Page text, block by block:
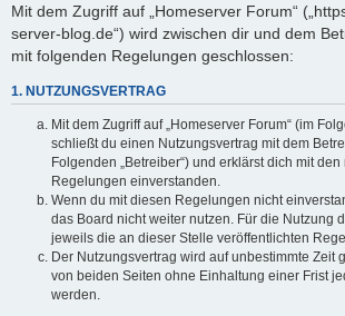
Mit dem Zugriff auf „Homeserver Forum“
server-blog.de“) wird zwischen dir und dem
mit folgenden Regelungen geschlossen:
1. NUTZUNGSVERTRAG
Mit dem Zugriff auf „Homeserver Forum“ (im
schließt du einen Nutzungsvertrag mit dem
Folgenden „Betreiber“) und erklärst dich mit
Regelungen einverstanden.
Wenn du mit diesen Regelungen nicht
das Board nicht weiter nutzen. Für die Nutzung
jeweils die an dieser Stelle veröffentlichten
Der Nutzungsvertrag wird auf unbestimmte Zeit
von beiden Seiten ohne Einhaltung einer Frist
werden.